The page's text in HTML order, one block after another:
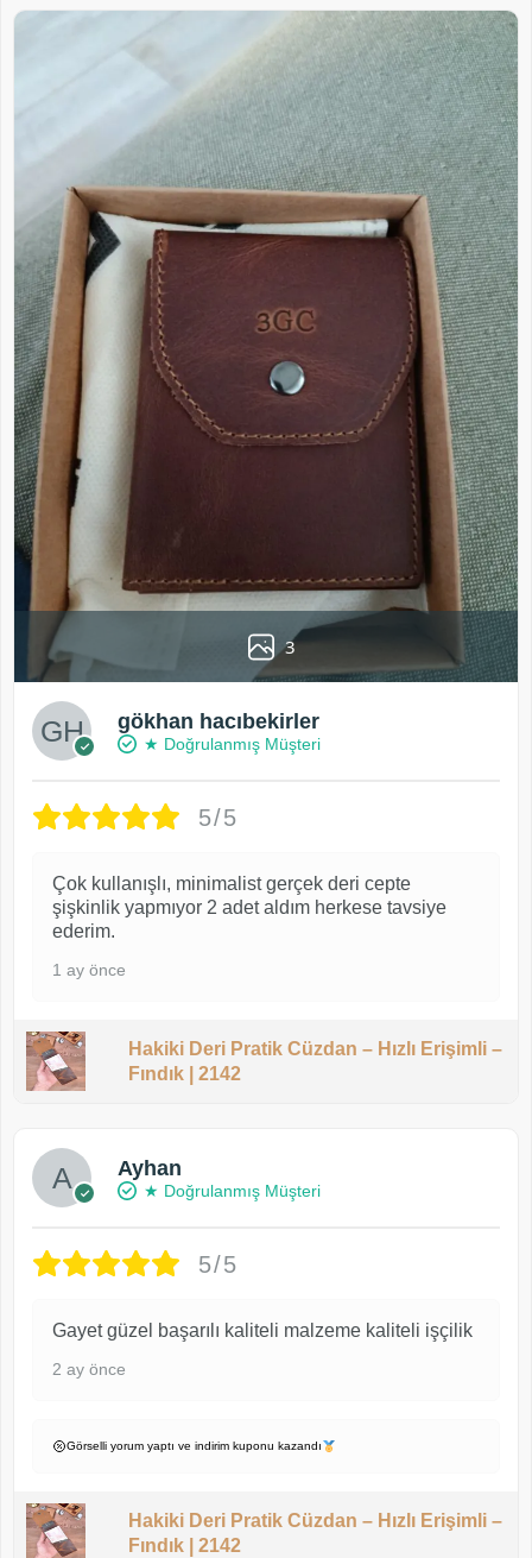
3
gökhan hacıbekirler
★ Doğrulanmış Müşteri
5/5
Çok kullanışlı, minimalist gerçek deri cepte
şişkinlik yapmıyor 2 adet aldım herkese tavsiye
ederim.
1 ay önce
Hakiki Deri Pratik Cüzdan – Hızlı Erişimli –
Fındık | 2142
Ayhan
★ Doğrulanmış Müşteri
5/5
Gayet güzel başarılı kaliteli malzeme kaliteli işçilik
2 ay önce
Görselli yorum yaptı ve indirim kuponu kazandı
Hakiki Deri Pratik Cüzdan – Hızlı Erişimli –
Fındık | 2142